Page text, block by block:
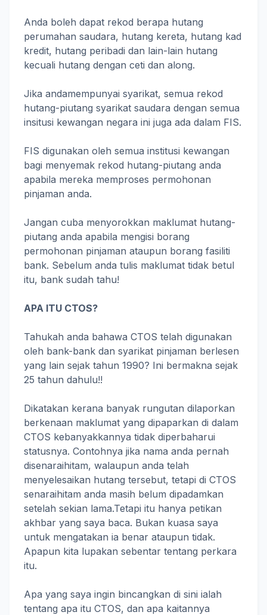
Anda boleh dapat rekod berapa hutang
perumahan saudara, hutang kereta, hutang kad
kredit, hutang peribadi dan lain-lain hutang
kecuali hutang dengan ceti dan along.
Jika andamempunyai syarikat, semua rekod
hutang-piutang syarikat saudara dengan semua
insitusi kewangan negara ini juga ada dalam FIS.
FIS digunakan oleh semua institusi kewangan
bagi menyemak rekod hutang-piutang anda
apabila mereka memproses permohonan
pinjaman anda.
Jangan cuba menyorokkan maklumat hutang-
piutang anda apabila mengisi borang
permohonan pinjaman ataupun borang fasiliti
bank. Sebelum anda tulis maklumat tidak betul
itu, bank sudah tahu!
APA ITU CTOS?
Tahukah anda bahawa CTOS telah digunakan
oleh bank-bank dan syarikat pinjaman berlesen
yang lain sejak tahun 1990? Ini bermakna sejak
25 tahun dahulu!!
Dikatakan kerana banyak rungutan dilaporkan
berkenaan maklumat yang dipaparkan di dalam
CTOS kebanyakkannya tidak diperbaharui
statusnya. Contohnya jika nama anda pernah
disenaraihitam, walaupun anda telah
menyelesaikan hutang tersebut, tetapi di CTOS
senaraihitam anda masih belum dipadamkan
setelah sekian lama.Tetapi itu hanya petikan
akhbar yang saya baca. Bukan kuasa saya
untuk mengatakan ia benar ataupun tidak.
Apapun kita lupakan sebentar tentang perkara
itu.
Apa yang saya ingin bincangkan di sini ialah
tentang apa itu CTOS, dan apa kaitannya